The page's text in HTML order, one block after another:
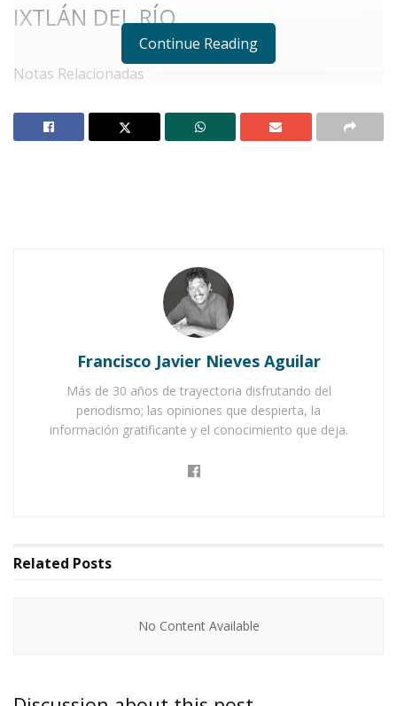
IXTLÁN DEL RÍO.
Notas Relacionadas
No Content Available
, con el respaldo del
Municipal de la Juventud, puso en marcha una
campaña que toca fibras y enciende esperanzas:
donación de juguetespara que más familias
vivan la alegría de la Navidad.
Son juguetesno bélicosyno electrónicos
Juguetes sencillos, como los de antes. De esos
que caben en cualquier mano y en cualquier
Polideportivo CENIXy en las oficinas del
Continue Reading
Francisco Javier Nieves Aguilar
Más de 30 años de trayectoria disfrutando del
periodismo; las opiniones que despierta, la
información gratificante y el conocimiento que deja.
Related Posts
No Content Available